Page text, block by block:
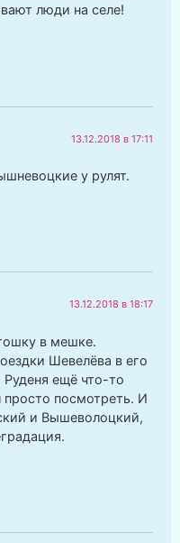
люди на селе!
13.12.2018 в 17:11
у рулят.
13.12.2018 в 18:17
в мешке.
Шевелёва в его
Руденя ещё что-то
посмотреть. И
и Вышеволоцкий,